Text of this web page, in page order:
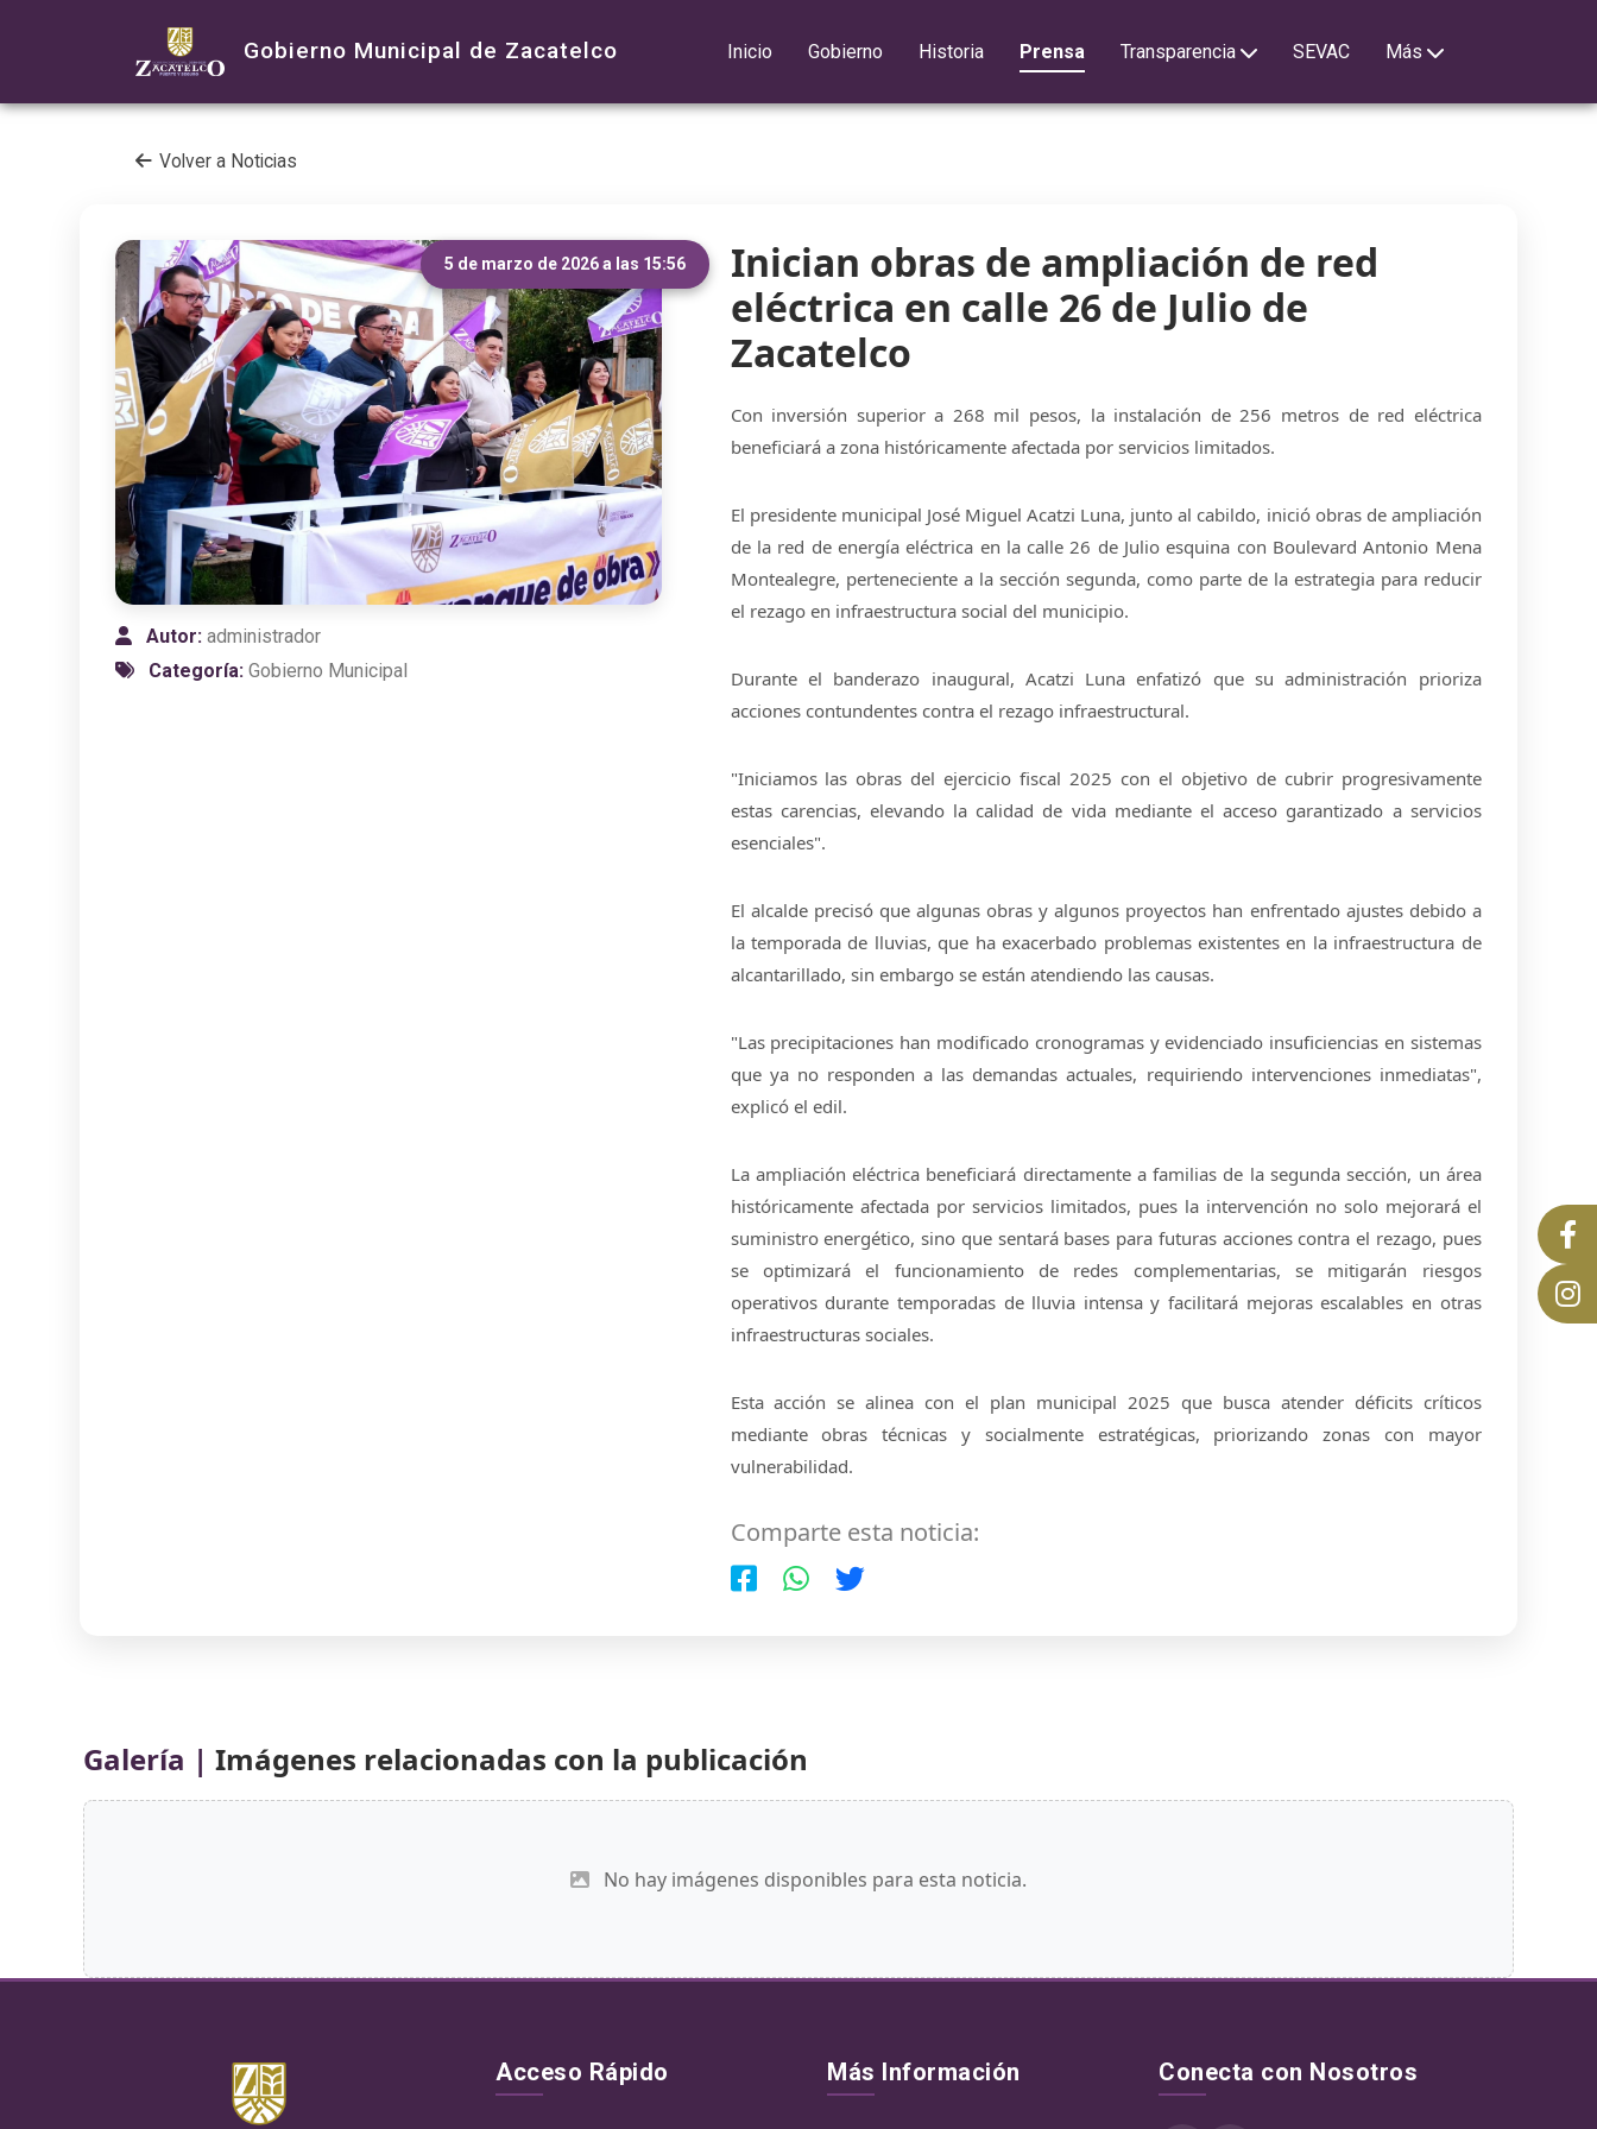
Gobierno Municipal de Zacatelco Inicio Gobierno Historia Prensa Transparencia SEVAC Más
Volver a Noticias
5 de marzo de 2026 a las 15:56
Autor:administrador
Categoría:Gobierno Municipal
Inician obras de ampliación de red
eléctrica en calle 26 de Julio de
Zacatelco
Con inversión superior a 268 mil pesos, la instalación de 256 metros de red eléctrica
beneficiará a zona históricamente afectada por servicios limitados.
El presidente municipal José Miguel Acatzi Luna, junto al cabildo, inició obras de ampliación
de la red de energía eléctrica en la calle 26 de Julio esquina con Boulevard Antonio Mena
Montealegre, perteneciente a la sección segunda, como parte de la estrategia para reducir
el rezago en infraestructura social del municipio.
Durante el banderazo inaugural, Acatzi Luna enfatizó que su administración prioriza
acciones contundentes contra el rezago infraestructural.
"Iniciamos las obras del ejercicio fiscal 2025 con el objetivo de cubrir progresivamente
estas carencias, elevando la calidad de vida mediante el acceso garantizado a servicios
esenciales".
El alcalde precisó que algunas obras y algunos proyectos han enfrentado ajustes debido a
la temporada de lluvias, que ha exacerbado problemas existentes en la infraestructura de
alcantarillado, sin embargo se están atendiendo las causas.
"Las precipitaciones han modificado cronogramas y evidenciado insuficiencias en sistemas
que ya no responden a las demandas actuales, requiriendo intervenciones inmediatas",
explicó el edil.
La ampliación eléctrica beneficiará directamente a familias de la segunda sección, un área
históricamente afectada por servicios limitados, pues la intervención no solo mejorará el
suministro energético, sino que sentará bases para futuras acciones contra el rezago, pues
se optimizará el funcionamiento de redes complementarias, se mitigarán riesgos
operativos durante temporadas de lluvia intensa y facilitará mejoras escalables en otras
infraestructuras sociales.
Esta acción se alinea con el plan municipal 2025 que busca atender déficits críticos
mediante obras técnicas y socialmente estratégicas, priorizando zonas con mayor
vulnerabilidad.
Comparte esta noticia:
Galería | Imágenes relacionadas con la publicación
No hay imágenes disponibles para esta noticia.
Acceso Rápido Más Información Conecta con Nosotros